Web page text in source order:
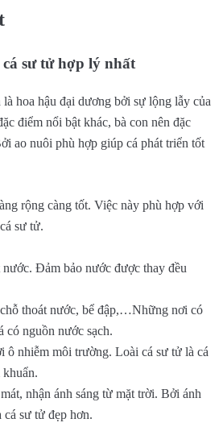
sư tử hợp lý nhất
hoa hậu đại dương bởi sự lộng lẫy của
điểm nổi bật khác, bà con nên đặc
ao nuôi phù hợp giúp cá phát triển tốt
rộng càng tốt. Việc này phù hợp với
sư tử.
Đảm bảo nước được thay đều
thoát nước, bể đập,…Những nơi có
có nguồn nước sạch.
ô nhiễm môi trường. Loài cá sư tử là cá
khuẩn.
nhận ánh sáng từ mặt trời. Bởi ánh
cá sư tử đẹp hơn.